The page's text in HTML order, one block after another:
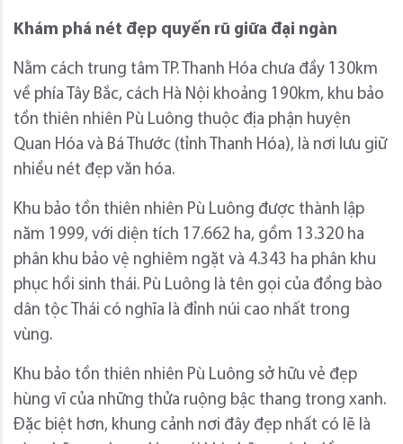
Khám phá nét đẹp quyến rũ giữa đại ngàn
Nằm cách trung tâm TP. Thanh Hóa chưa đầy 130km
về phía Tây Bắc, cách Hà Nội khoảng 190km, khu bảo
tồn thiên nhiên Pù Luông thuộc địa phận huyện
Quan Hóa và Bá Thước (tỉnh Thanh Hóa), là nơi lưu giữ
nhiều nét đẹp văn hóa.
Khu bảo tồn thiên nhiên Pù Luông được thành lập
năm 1999, với diện tích 17.662 ha, gồm 13.320 ha
phân khu bảo vệ nghiêm ngặt và 4.343 ha phân khu
phục hồi sinh thái. Pù Luông là tên gọi của đồng bào
dân tộc Thái có nghĩa là đỉnh núi cao nhất trong
vùng.
Khu bảo tồn thiên nhiên Pù Luông sở hữu vẻ đẹp
hùng vĩ của những thửa ruộng bậc thang trong xanh.
Đặc biệt hơn, khung cảnh nơi đây đẹp nhất có lẽ là